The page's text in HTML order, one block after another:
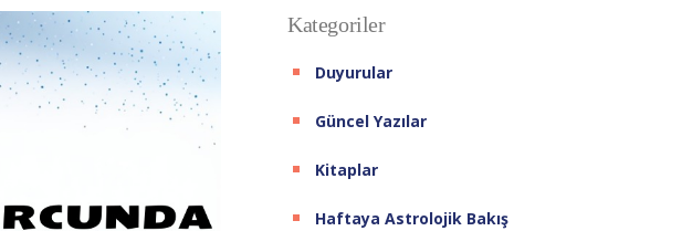
Kategoriler
Duyurular
Güncel Yazılar
Kitaplar
Haftaya Astrolojik Bakış